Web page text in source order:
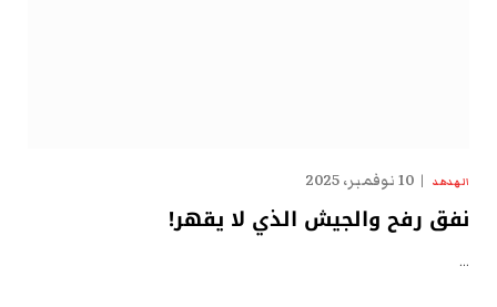
الهدهد 10 نوفمبر، 2025
نفق رفح والجيش الذي لا يقهر!
…